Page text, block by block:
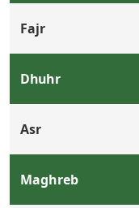
Fajr
Dhuhr
Asr
Maghreb